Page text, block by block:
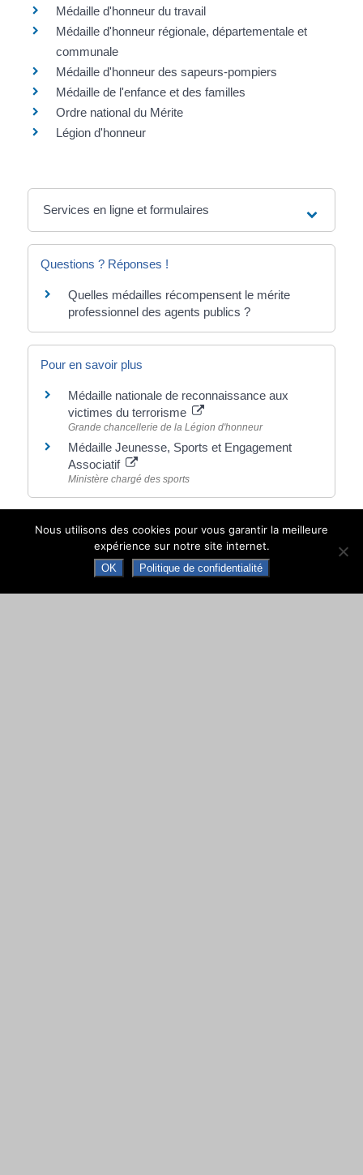
Médaille d'honneur du travail
Médaille d'honneur régionale, départementale et
communale
Médaille d'honneur des sapeurs-pompiers
Médaille de l'enfance et des familles
Ordre national du Mérite
Légion d'honneur
Services en ligne et formulaires
Questions ? Réponses !
Quelles médailles récompensent le mérite
professionnel des agents publics ?
Pour en savoir plus
Médaille nationale de reconnaissance aux
victimes du terrorisme
Grande chancellerie de la Légion d'honneur
Médaille Jeunesse, Sports et Engagement
Associatif
Ministère chargé des sports
Direction de l'information légale et administrative
comarquage developpé parbaseo.io
Nous utilisons des cookies pour vous garantir la meilleure
expérience sur notre site internet.
OK Politique de confidentialité